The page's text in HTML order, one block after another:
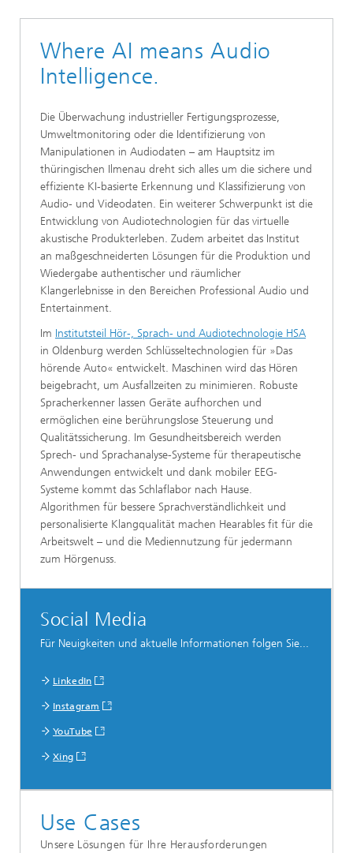
Where AI means Audio
Intelligence.
Die Überwachung industrieller Fertigungsprozesse,
Umweltmonitoring oder die Identifizierung von
Manipulationen in Audiodaten – am Hauptsitz im
thüringischen Ilmenau dreht sich alles um die sichere und
effiziente KI-basierte Erkennung und Klassifizierung von
Audio- und Videodaten. Ein weiterer Schwerpunkt ist die
Entwicklung von Audiotechnologien für das virtuelle
akustische Produkterleben. Zudem arbeitet das Institut
an maßgeschneiderten Lösungen für die Produktion und
Wiedergabe authentischer und räumlicher
Klangerlebnisse in den Bereichen Professional Audio und
Entertainment.
Im Institutsteil Hör-, Sprach- und Audiotechnologie HSA
in Oldenburg werden Schlüsseltechnologien für »Das
hörende Auto« entwickelt. Maschinen wird das Hören
beigebracht, um Ausfallzeiten zu minimieren. Robuste
Spracherkenner lassen Geräte aufhorchen und
ermöglichen eine berührungslose Steuerung und
Qualitätssicherung. Im Gesundheitsbereich werden
Sprech- und Sprachanalyse-Systeme für therapeutische
Anwendungen entwickelt und dank mobiler EEG-
Systeme kommt das Schlaflabor nach Hause.
Algorithmen für bessere Sprachverständlichkeit und
personalisierte Klangqualität machen Hearables fit für die
Arbeitswelt – und die Mediennutzung für jedermann
zum Hörgenuss.
Social Media
Für Neuigkeiten und aktuelle Informationen folgen Sie...
LinkedIn
Instagram
YouTube
Xing
Use Cases
Unsere Lösungen für Ihre Herausforderungen